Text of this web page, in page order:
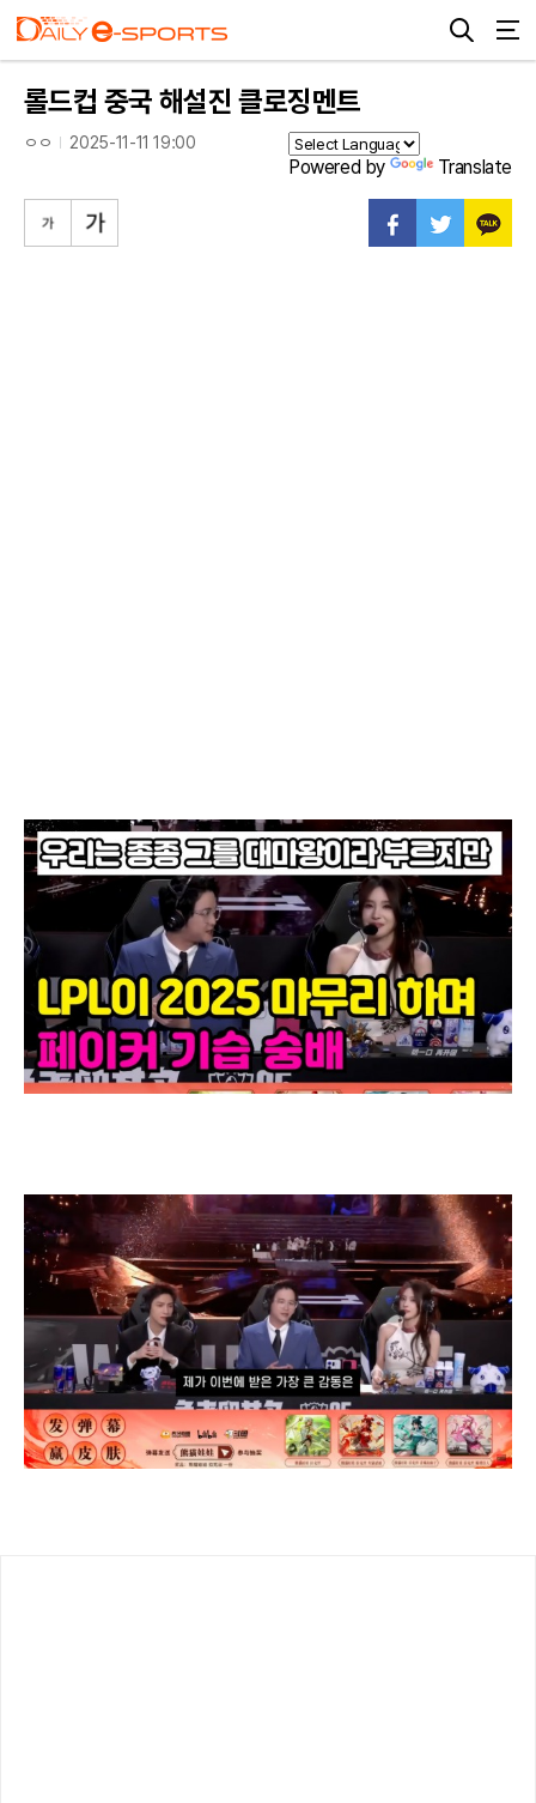
롤드컵 중국 해설진 클로징멘트
ㅇㅇ 2025-11-11 19:00
Powered by Translate